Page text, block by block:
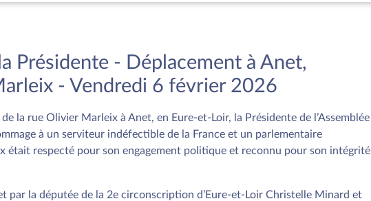
Présidente - Déplacement à Anet,
- Vendredi 6 février 2026
la rue Olivier Marleix à Anet, en Eure-et-Loir, la Présidente de l’Assemblée
à un serviteur indéfectible de la France et un parlementaire
était respecté pour son engagement politique et reconnu pour son intégrité
par la députée de la 2e circonscription d’Eure-et-Loir Christelle Minard et